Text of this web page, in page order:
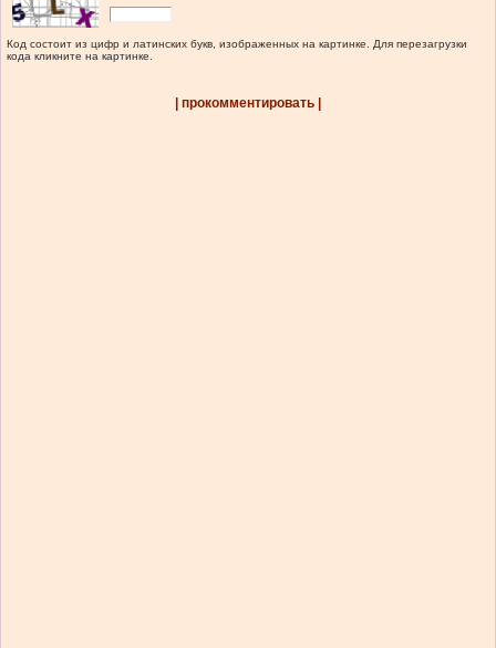
Код состоит из цифр и латинских букв, изображенных на картинке. Для перезагрузки
кода кликните на картинке.
| прокомментировать |